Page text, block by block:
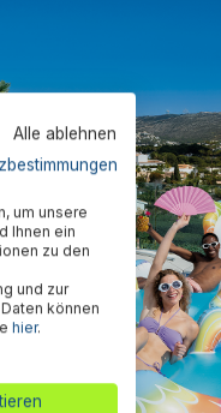
Alle ablehnen
um unsere
Ihnen ein
zu den
und zur
können
hier.